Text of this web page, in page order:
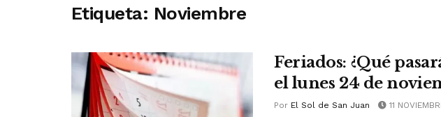
Etiqueta: Noviembre
Feriados: ¿Qué
el lunes 24 de
Por El Sol de San Juan 11